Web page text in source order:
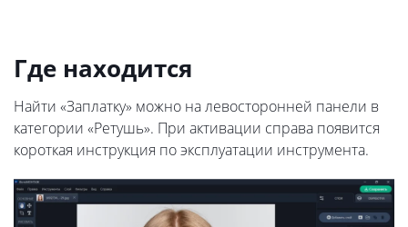
Где находится
Найти «Заплатку» можно на левосторонней панели в
категории «Ретушь». При активации справа появится
короткая инструкция по эксплуатации инструмента.